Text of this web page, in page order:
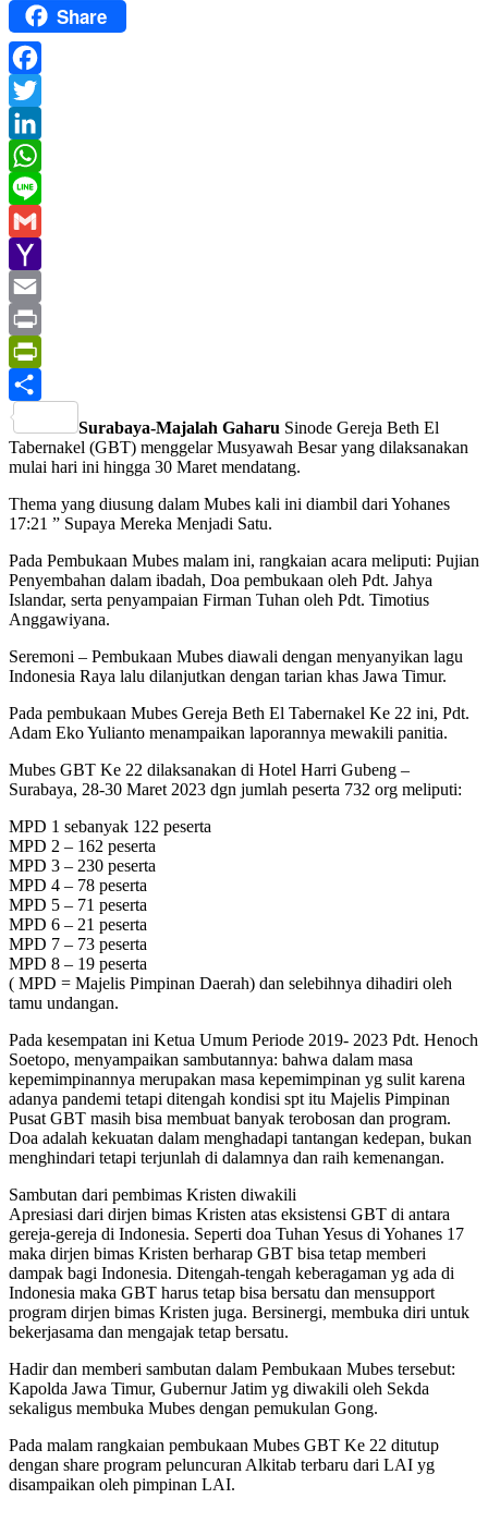
Share
Facebook
Twitter
LinkedIn
WhatsApp
Line
Gmail
Yahoo
Mail
Email
Print
PrintFriendly
Surabaya-Majalah Gaharu Sinode Gereja Beth El
Tabernakel (GBT) menggelar Musyawah Besar yang dilaksanakan
mulai hari ini hingga 30 Maret mendatang.
Thema yang diusung dalam Mubes kali ini diambil dari Yohanes
17:21 ” Supaya Mereka Menjadi Satu.
Pada Pembukaan Mubes malam ini, rangkaian acara meliputi: Pujian
Penyembahan dalam ibadah, Doa pembukaan oleh Pdt. Jahya
Islandar, serta penyampaian Firman Tuhan oleh Pdt. Timotius
Anggawiyana.
Seremoni – Pembukaan Mubes diawali dengan menyanyikan lagu
Indonesia Raya lalu dilanjutkan dengan tarian khas Jawa Timur.
Pada pembukaan Mubes Gereja Beth El Tabernakel Ke 22 ini, Pdt.
Adam Eko Yulianto menampaikan laporannya mewakili panitia.
Mubes GBT Ke 22 dilaksanakan di Hotel Harri Gubeng –
Surabaya, 28-30 Maret 2023 dgn jumlah peserta 732 org meliputi:
MPD 1 sebanyak 122 peserta
MPD 2 – 162 peserta
MPD 3 – 230 peserta
MPD 4 – 78 peserta
MPD 5 – 71 peserta
MPD 6 – 21 peserta
MPD 7 – 73 peserta
MPD 8 – 19 peserta
( MPD = Majelis Pimpinan Daerah) dan selebihnya dihadiri oleh
tamu undangan.
Pada kesempatan ini Ketua Umum Periode 2019- 2023 Pdt. Henoch
Soetopo, menyampaikan sambutannya: bahwa dalam masa
kepemimpinannya merupakan masa kepemimpinan yg sulit karena
adanya pandemi tetapi ditengah kondisi spt itu Majelis Pimpinan
Pusat GBT masih bisa membuat banyak terobosan dan program.
Doa adalah kekuatan dalam menghadapi tantangan kedepan, bukan
menghindari tetapi terjunlah di dalamnya dan raih kemenangan.
Sambutan dari pembimas Kristen diwakili
Apresiasi dari dirjen bimas Kristen atas eksistensi GBT di antara
gereja-gereja di Indonesia. Seperti doa Tuhan Yesus di Yohanes 17
maka dirjen bimas Kristen berharap GBT bisa tetap memberi
dampak bagi Indonesia. Ditengah-tengah keberagaman yg ada di
Indonesia maka GBT harus tetap bisa bersatu dan mensupport
program dirjen bimas Kristen juga. Bersinergi, membuka diri untuk
bekerjasama dan mengajak tetap bersatu.
Hadir dan memberi sambutan dalam Pembukaan Mubes tersebut:
Kapolda Jawa Timur, Gubernur Jatim yg diwakili oleh Sekda
sekaligus membuka Mubes dengan pemukulan Gong.
Pada malam rangkaian pembukaan Mubes GBT Ke 22 ditutup
dengan share program peluncuran Alkitab terbaru dari LAI yg
disampaikan oleh pimpinan LAI.